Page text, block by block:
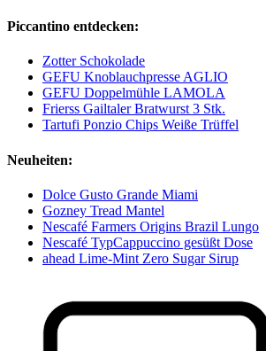
Piccantino entdecken:
Zotter Schokolade
GEFU Knoblauchpresse AGLIO
GEFU Doppelmühle LAMOLA
Frierss Gailtaler Bratwurst 3 Stk.
Tartufi Ponzio Chips Weiße Trüffel
Neuheiten:
Dolce Gusto Grande Miami
Gozney Tread Mantel
Nescafé Farmers Origins Brazil Lungo
Nescafé TypCappuccino gesüßt Dose
ahead Lime-Mint Zero Sugar Sirup